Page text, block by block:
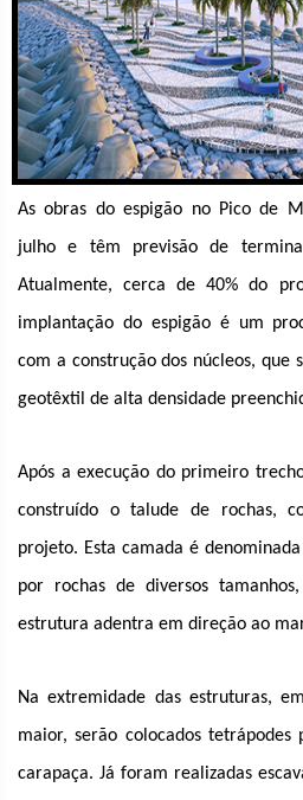
As obras do espigão no Pico de
julho e têm previsão de
Atualmente, cerca de 40% do
implantação do espigão é um
com a construção dos núcleos, que
geotêxtil de alta densidade
Após a execução do primeiro
construído o talude de rochas,
projeto. Esta camada é
por rochas de diversos
estrutura adentra em direção ao
Na extremidade das estruturas,
maior, serão colocados
carapaça. Já foram realizadas